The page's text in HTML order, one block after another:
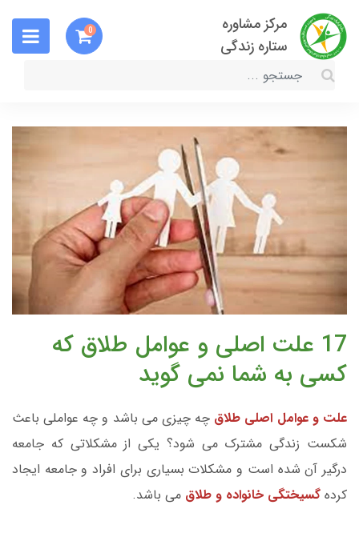
مرکز مشاوره
ستاره زندگی
0
17 علت اصلی و عوامل طلاق که
کسی به شما نمی گوید
علت و عوامل اصلی طلاق چه چیزی می باشد و چه عواملی باعث
شکست زندگی مشترک می شود؟ یکی از مشکلاتی که جامعه
درگیر آن شده است و مشکلات بسیاری برای افراد و جامعه ایجاد
کرده گسیختگی خانواده و طلاق می باشد.